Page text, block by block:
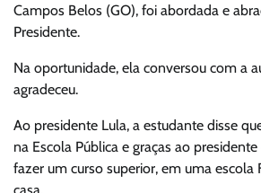
Campos Belos (GO), foi abordada e
Presidente.
Na oportunidade, ela conversou com a
agradeceu.
Ao presidente Lula, a estudante disse
na Escola Pública e graças ao
fazer um curso superior, em uma escola